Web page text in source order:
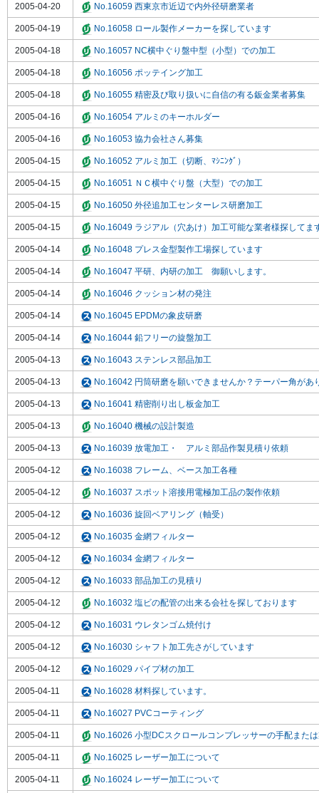
2005-04-20 No.16059 西東京市近辺で内外径研磨業者
2005-04-19 No.16058 ロール製作メーカーを探しています
2005-04-18 No.16057 NC横中ぐり盤中型（小型）での加工
2005-04-18 No.16056 ポッテイング加工
2005-04-18 No.16055 精密及び取り扱いに自信の有る鈑金業者募集
2005-04-16 No.16054 アルミのキーホルダー
2005-04-16 No.16053 協力会社さん募集
2005-04-15 No.16052 アルミ加工（切断、ﾏｼﾆﾝｸﾞ）
2005-04-15 No.16051 ＮＣ横中ぐり盤（大型）での加工
2005-04-15 No.16050 外径追加工センターレス研磨加工
2005-04-15 No.16049 ラジアル（穴あけ）加工可能な業者様探してま
2005-04-14 No.16048 プレス金型製作工場探しています
2005-04-14 No.16047 平研、内研の加工 御願いします。
2005-04-14 No.16046 クッション材の発注
2005-04-14 No.16045 EPDMの象皮研磨
2005-04-14 No.16044 鉛フリーの旋盤加工
2005-04-13 No.16043 ステンレス部品加工
2005-04-13 No.16042 円筒研磨を願いできませんか？テーパー角があ
2005-04-13 No.16041 精密削り出し板金加工
2005-04-13 No.16040 機械の設計製造
2005-04-13 No.16039 放電加工・ アルミ部品作製見積り依頼
2005-04-12 No.16038 フレーム、ベース加工各種
2005-04-12 No.16037 スポット溶接用電極加工品の製作依頼
2005-04-12 No.16036 旋回ベアリング（軸受）
2005-04-12 No.16035 金網フィルター
2005-04-12 No.16034 金網フィルター
2005-04-12 No.16033 部品加工の見積り
2005-04-12 No.16032 塩ビの配管の出来る会社を探しております
2005-04-12 No.16031 ウレタンゴム焼付け
2005-04-12 No.16030 シャフト加工先さがしています
2005-04-12 No.16029 パイプ材の加工
2005-04-11 No.16028 材料探しています。
2005-04-11 No.16027 PVCコーティング
2005-04-11 No.16026 小型DCスクロールコンプレッサーの手配また
2005-04-11 No.16025 レーザー加工について
2005-04-11 No.16024 レーザー加工について